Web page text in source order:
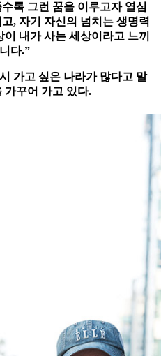
록 그런 꿈을 이루고자 열심
, 자기 자신의 넘치는 생명력
내가 사는 세상이라고 느끼
다.”
가고 싶은 나라가 많다고 말
가꾸어 가고 있다.